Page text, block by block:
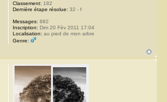
Classement: 182
Dernière étape résolue: 32 - f
Messages: 882
Inscription: Dim 20 Fév 2011 17:04
Localisation: au pied de mon arbre
Genre: